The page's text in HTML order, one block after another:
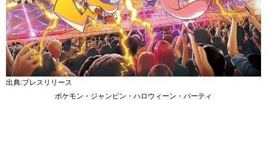
出典:プレスリリース
ポケモン・ジャンピン・ハロウィーン・パーティ